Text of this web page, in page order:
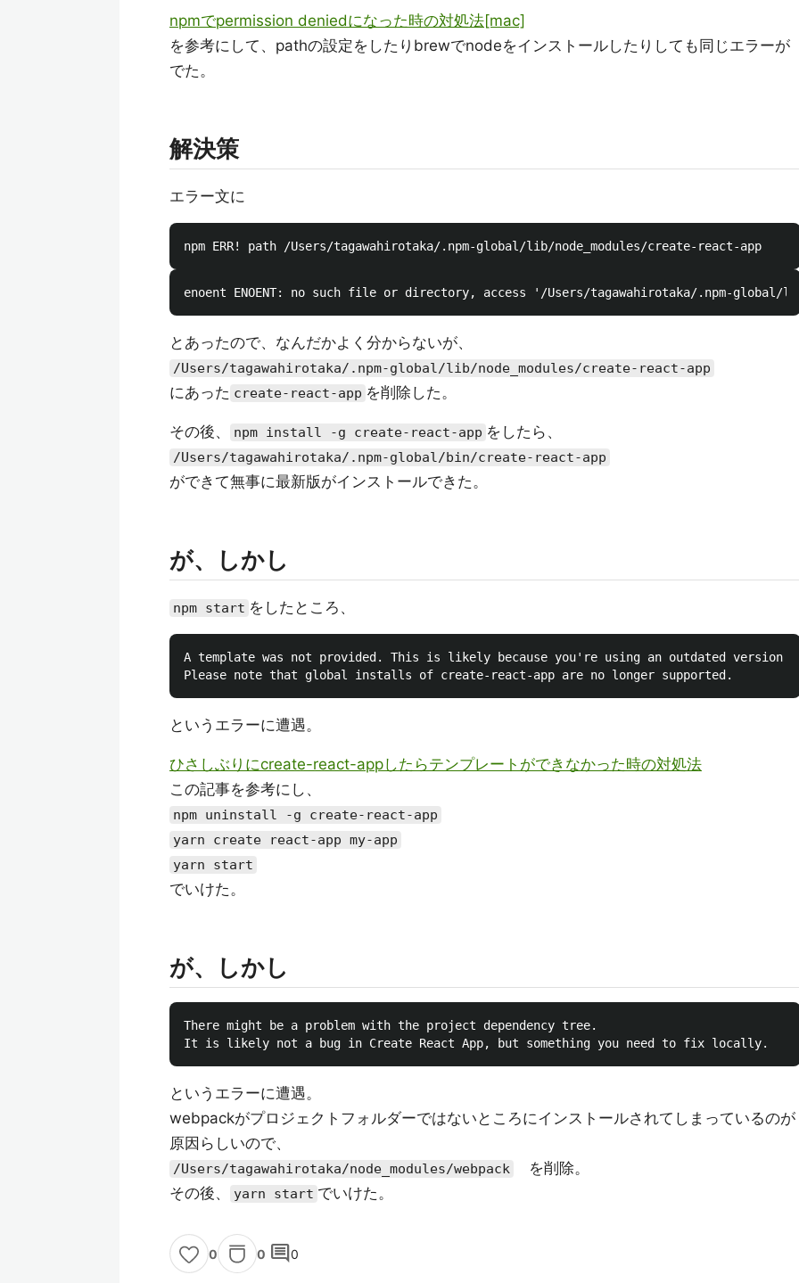
npmでpermission deniedになった時の対処法[mac]
を参考にして、pathの設定をしたりbrewでnodeをインストールしたりしても同じエラーが
でた。
解決策
エラー文に
とあったので、なんだかよく分からないが、
/Users/tagawahirotaka/.npm-global/lib/node_modules/create-react-app
にあった create-react-app を削除した。
その後、 npm install -g create-react-app をしたら、
/Users/tagawahirotaka/.npm-global/bin/create-react-app
ができて無事に最新版がインストールできた。
が、しかし
npm start をしたところ、
A template was not provided. This is likely because you're using an outdated version
というエラーに遭遇。
ひさしぶりにcreate-react-appしたらテンプレートができなかった時の対処法
この記事を参考にし、
npm uninstall -g create-react-app
yarn create react-app my-app
yarn start
でいけた。
が、しかし
There might be a problem with the project dependency tree.
というエラーに遭遇。
webpackがプロジェクトフォルダーではないところにインストールされてしまっているのが
原因らしいので、
/Users/tagawahirotaka/node_modules/webpack
を削除。
その後、
yarn start でいけた。
0 0 comment0